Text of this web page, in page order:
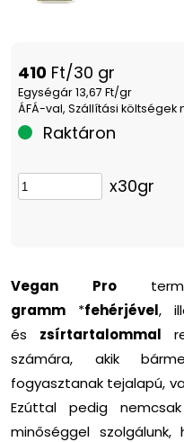
410 Ft/30 gr
Egységár 13,67 Ft/gr
ÁFÁ-val, Szállítási költségek
Raktáron
x30gr
Vegan Pro
gramm *fehérjével,
és zsírtartalommal
számára, akik
fogyasztanak tejalapú,
Ezúttal pedig
minőséggel